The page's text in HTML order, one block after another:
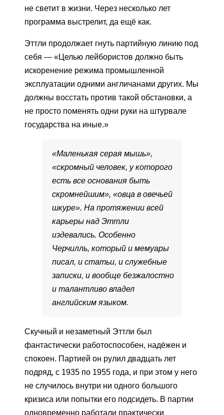
не светит в жизни. Через несколько лет
программа выстрелит, да ещё как.
Эттли продолжает гнуть партийную линию под
себя — «Целью лейбористов должно быть
искоренение режима промышленной
эксплуатации одними англичанами других. Мы
должны восстать против такой обстановки, а
не просто поменять одни руки на штурвале
государства на иные.»
«Маленькая серая мышь»,
«скромный человек, у которого
есть все основания быть
скромнейшим», «овца в овечьей
шкуре». На протяжении всей
карьеры над Эттли
издевались. Особенно
Черчилль, который и мемуары
писал, и статьи, и служебные
записки, и вообще безжалостно
и талантливо владел
английским языком.
Скучный и незаметный Эттли был
фантастически работоспособен, надёжен и
спокоен. Партией он рулил двадцать лет
подряд, с 1935 по 1955 года, и при этом у него
не случилось внутри ни одного большого
кризиса или попытки его подсидеть. В партии
одновременно работали практически